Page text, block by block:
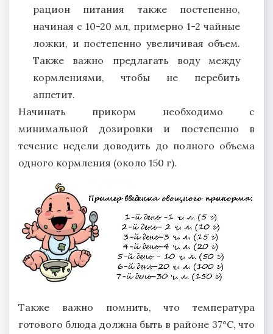
рацион питания также постепенно,
начиная с 10-20 мл, примерно 1-2 чайные
ложки, и постепенно увеличивая объем.
Также важно предлагать воду между
кормлениями, чтобы не перебить
аппетит.
Начинать прикорм необходимо с
минимальной дозировки и постепенно в
течение недели доводить до полного объема
одного кормления (около 150 г).
Также важно помнить, что температура
готового блюда должна быть в районе 37°С, что